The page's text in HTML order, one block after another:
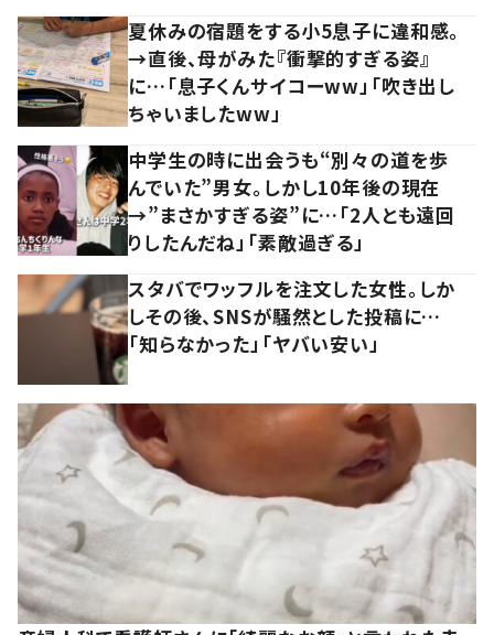
夏休みの宿題をする小5息子に違和感。
→直後、母がみた『衝撃的すぎる姿』
に…「息子くんサイコーww」「吹き出し
ちゃいましたww」
中学生の時に出会うも“別々の道を歩
んでいた”男女。しかし10年後の現在
→”まさかすぎる姿”に…「2人とも遠回
りしたんだね」「素敵過ぎる」
スタバでワッフルを注文した女性。しか
しその後、SNSが騒然とした投稿に…
「知らなかった」「ヤバい安い」